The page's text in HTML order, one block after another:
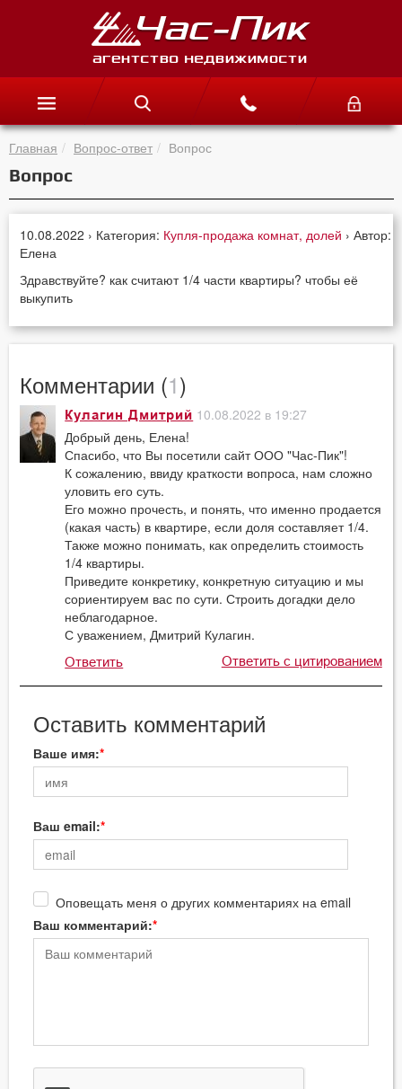
Главная Вопрос-ответ Вопрос
Вопрос
10.08.2022 › Категория: Купля-продажа комнат, долей › Автор:
Елена
Здравствуйте? как считают 1/4 части квартиры? чтобы её
выкупить
Комментарии (1)
Кулагин Дмитрий 10.08.2022 в 19:27
Добрый день, Елена!
Спасибо, что Вы посетили сайт ООО "Час-Пик"!
К сожалению, ввиду краткости вопроса, нам сложно
уловить его суть.
Его можно прочесть, и понять, что именно продается
(какая часть) в квартире, если доля составляет 1/4.
Также можно понимать, как определить стоимость
1/4 квартиры.
Приведите конкретику, конкретную ситуацию и мы
сориентируем вас по сути. Строить догадки дело
неблагодарное.
С уважением, Дмитрий Кулагин.
Ответить Ответить с цитированием
Оставить комментарий
Ваше имя:
Ваш email:
Оповещать меня о других комментариях на email
Ваш комментарий: